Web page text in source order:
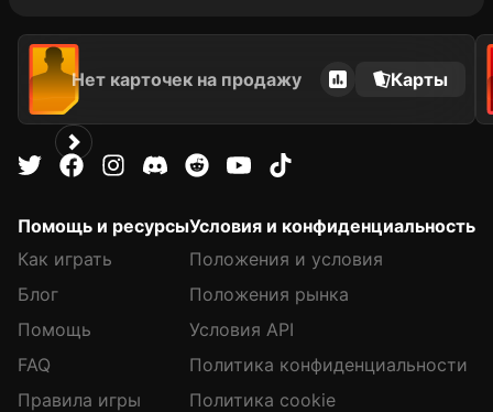
Нет карточек на продажу Карты
Помощь и ресурсы
Как играть
Блог
Помощь
FAQ
Правила игры
Условия и конфиденциальность
Положения и условия
Положения рынка
Условия API
Политика конфиденциальности
Политика cookie